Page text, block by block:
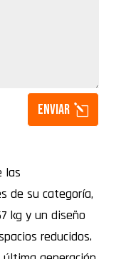
Enviar
las
de su categoría,
kg y un diseño
reducidos.